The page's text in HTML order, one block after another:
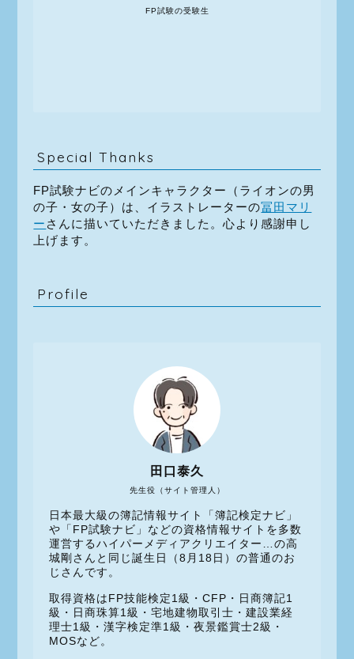
FP試験の受験生
Special Thanks
FP試験ナビのメインキャラクター（ライオンの男
の子・女の子）は、イラストレーターの冨田マリ
ー さんに描いていただきました。心より感謝申し
上げます。
Profile
先生役（サイト管理人）
田口泰久
日本最大級の簿記情報サイト「簿記検定ナビ」
や「FP試験ナビ」などの資格情報サイトを多数
運営するハイパーメディアクリエイター…の高
城剛さんと同じ誕生日（8月18日）の普通のお
じさんです。
取得資格はFP技能検定1級・CFP・日商簿記1
級・日商珠算1級・宅地建物取引士・建設業経
理士1級・漢字検定準1級・夜景鑑賞士2級・
MOSなど。